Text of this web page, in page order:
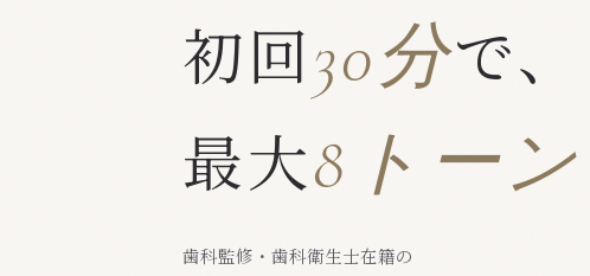
初回30分で、
最大8トーン
歯科監修・歯科衛生士在籍の